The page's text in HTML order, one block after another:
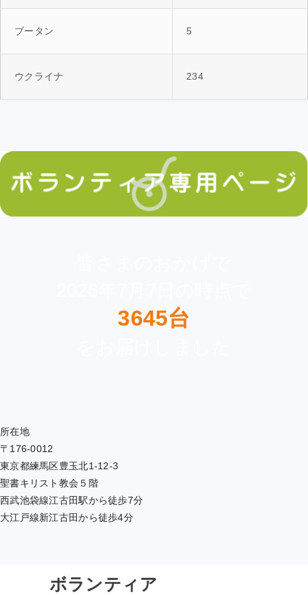
ブータン 5
ウクライナ 234
3645台
所在地
〒176-0012
東京都練馬区豊玉北1-12-3
聖書キリスト教会５階
西武池袋線江古田駅から徒歩7分
大江戸線新江古田から徒歩4分
ボランティア